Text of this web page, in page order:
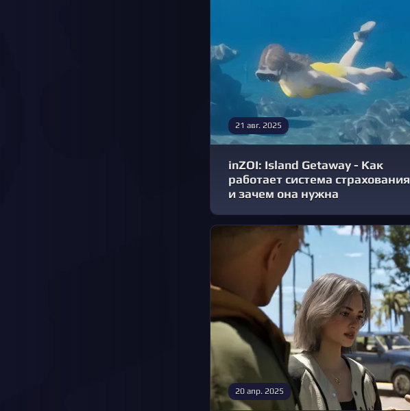
21 авг. 2025
inZOI: Island Getaway - Как
работает система страхования
и зачем она нужна
20 апр. 2025